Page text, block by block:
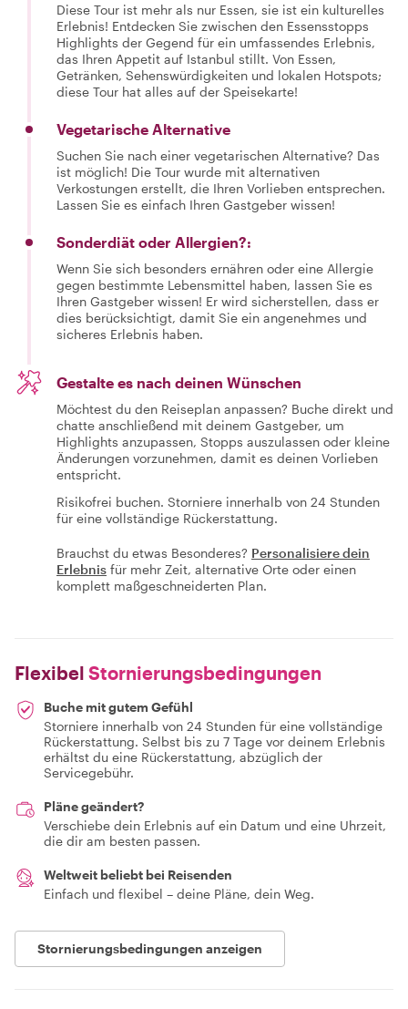
Diese Tour ist mehr als nur Essen, sie ist ein kulturelles
Erlebnis! Entdecken Sie zwischen den Essensstopps
Highlights der Gegend für ein umfassendes Erlebnis,
das Ihren Appetit auf Istanbul stillt. Von Essen,
Getränken, Sehenswürdigkeiten und lokalen Hotspots;
diese Tour hat alles auf der Speisekarte!
Vegetarische Alternative
Suchen Sie nach einer vegetarischen Alternative? Das
ist möglich! Die Tour wurde mit alternativen
Verkostungen erstellt, die Ihren Vorlieben entsprechen.
Lassen Sie es einfach Ihren Gastgeber wissen!
Sonderdiät oder Allergien?:
Wenn Sie sich besonders ernähren oder eine Allergie
gegen bestimmte Lebensmittel haben, lassen Sie es
Ihren Gastgeber wissen! Er wird sicherstellen, dass er
dies berücksichtigt, damit Sie ein angenehmes und
sicheres Erlebnis haben.
Gestalte es nach deinen Wünschen
Möchtest du den Reiseplan anpassen? Buche direkt und
chatte anschließend mit deinem Gastgeber, um
Highlights anzupassen, Stopps auszulassen oder kleine
Änderungen vorzunehmen, damit es deinen Vorlieben
entspricht.
Risikofrei buchen. Storniere innerhalb von 24 Stunden
für eine vollständige Rückerstattung.
Brauchst du etwas Besonderes? Personalisiere dein
Erlebnis für mehr Zeit, alternative Orte oder einen
komplett maßgeschneiderten Plan.
Flexibel Stornierungsbedingungen
Buche mit gutem Gefühl
Storniere innerhalb von 24 Stunden für eine vollständige
Rückerstattung. Selbst bis zu 7 Tage vor deinem Erlebnis
erhältst du eine Rückerstattung, abzüglich der
Servicegebühr.
Pläne geändert?
Verschiebe dein Erlebnis auf ein Datum und eine Uhrzeit,
die dir am besten passen.
Weltweit beliebt bei Reisenden
Einfach und flexibel – deine Pläne, dein Weg.
Stornierungsbedingungen anzeigen